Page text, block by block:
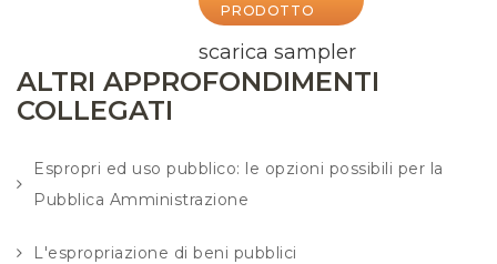
PRODOTTO
scarica sampler
ALTRI APPROFONDIMENTI
COLLEGATI
Espropri ed uso pubblico: le opzioni possibili per la
Pubblica Amministrazione
L'espropriazione di beni pubblici